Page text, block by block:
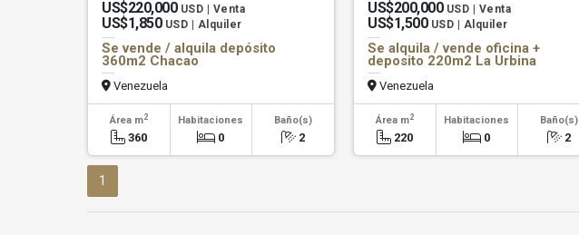
US$220,000 USD | Venta
US$1,850 USD | Alquiler
Se vende / alquila depósito
360m2 Chacao
Venezuela
Área m2
360
Habitaciones
0
Baño(s)
2
US$200,000 USD | Venta
US$1,500 USD | Alquiler
Se alquila / vende oficina +
deposito 220m2 La Urbina
Venezuela
Área m2
220
Habitaciones
0
Baño(s)
2
1